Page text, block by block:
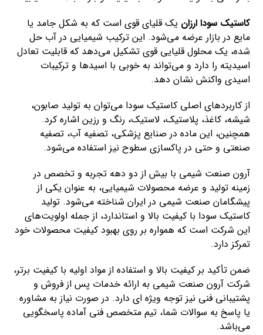
کاستیک سودا ارزان یک قلیای قوی است که به شکل جامد یا
مایع در بازار عرضه می‌شود. این ترکیب شیمیایی در آب حل
شده، یک محلول قلیایی قوی تشکیل می‌دهد که قابلیت تعادل
اسیدیته را دارد و می‌تواند به خوبی با اسیدها و ترکیبات
اسیدی واکنش نشان دهد.
از کاربردهای اصلی کاستیک سودا می‌توان به تولید صابون،
شیشه، کاغذ، پلاستیک، لاستیک، رنگ و رزین اشاره کرد.
همچنین، این ماده در صنایع پزشکی، تصفیه آب، تصفیه
صنعتی و حتی در پاکسازی سطوح نیز استفاده می‌شود.
آرون صنعت شیمی با بیش از دو دهه تجربه و تخصص در
زمینه تولید و عرضه محصولات شیمیایی، به عنوان یکی از
پیشگامان صنعت شیمی در ایران شناخته می‌شود. تولید
کاستیک سودا با کیفیت بالا و استاندارد، از جمله اولویت‌های
این شرکت است که همواره بر روی بهبود کیفیت محصولات خود
تمرکز دارد.
ضمن تأکید بر کیفیت بالا و استفاده از مواد اولیه با کیفیت برتر،
شرکت آرون صنعت شیمی به ارائه خدمات پس از فروش و
پشتیبانی فنی نیز توجه ویژه ای دارد. در صورت نیاز به مشاوره
یا پاسخ به سوالات شما، تیم متخصص فنی آماده پاسخگویی
می‌باشد.